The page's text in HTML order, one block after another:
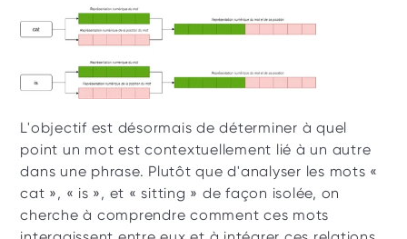
L'objectif est désormais de déterminer à quel
point un mot est contextuellement lié à un autre
dans une phrase. Plutôt que d'analyser les mots «
cat », « is », et « sitting » de façon isolée, on
cherche à comprendre comment ces mots